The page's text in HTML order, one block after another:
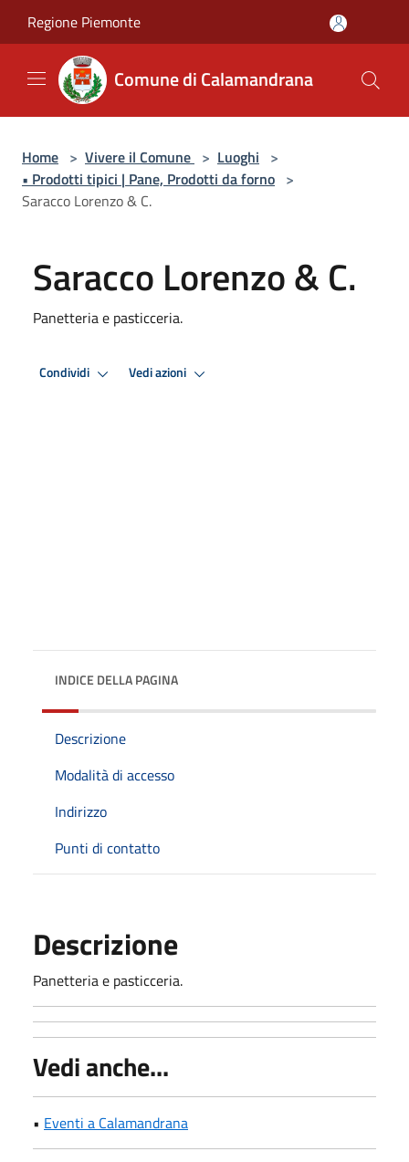
Regione Piemonte
Comune di Calamandrana
Home > Vivere il Comune > Luoghi >
• Prodotti tipici | Pane, Prodotti da forno >
Saracco Lorenzo & C.
Saracco Lorenzo & C.
Panetteria e pasticceria.
Condividi Vedi azioni
INDICE DELLA PAGINA
Descrizione
Modalità di accesso
Indirizzo
Punti di contatto
Descrizione
Panetteria e pasticceria.
Vedi anche...
• Eventi a Calamandrana